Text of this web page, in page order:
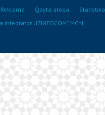
Reklama Qayta aloqa Statistika
UZINFOCOM” MChJ